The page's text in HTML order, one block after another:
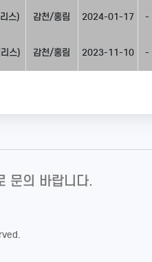
스) 감천/홍림 2024-01-17 -
스) 감천/홍림 2023-11-10 -
문의 바랍니다.